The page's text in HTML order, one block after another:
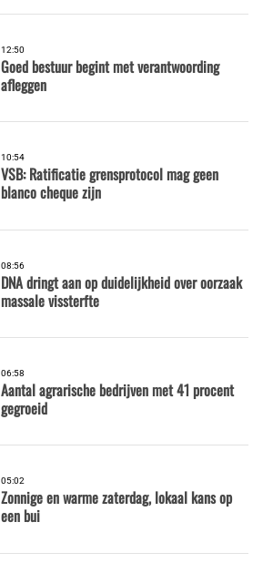
12:50
Goed bestuur begint met verantwoording
afleggen
10:54
VSB: Ratificatie grensprotocol mag geen
blanco cheque zijn
08:56
DNA dringt aan op duidelijkheid over oorzaak
massale vissterfte
06:58
Aantal agrarische bedrijven met 41 procent
gegroeid
05:02
Zonnige en warme zaterdag, lokaal kans op
een bui